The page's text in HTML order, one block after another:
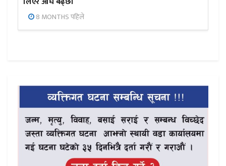
8 MONTHS पहिले